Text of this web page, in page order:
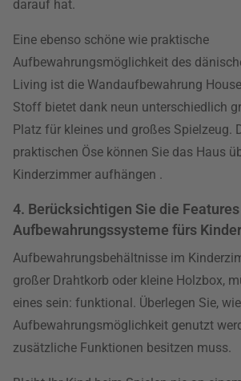
darauf hat.
Eine ebenso schöne wie praktische
Aufbewahrungsmöglichkeit des
Living ist die Wandaufbewahrung
Stoff bietet dank neun unterschiedlich
Platz für kleines und großes Spielzeug.
praktischen Öse können Sie das Haus
Kinderzimmer aufhängen .
4. Berücksichtigen Sie die
Aufbewahrungssysteme fürs
Aufbewahrungsbehältnisse im
großer Drahtkorb oder kleine Holzbox,
eines sein: funktional. Überlegen Sie,
Aufbewahrungsmöglichkeit genutzt
zusätzliche Funktionen besitzen muss.